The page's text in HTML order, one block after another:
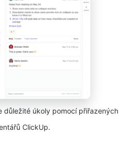
důležité úkoly pomocí přiřazených
ClickUp.